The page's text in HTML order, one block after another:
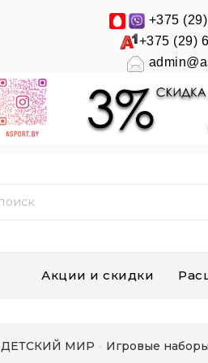
+375
+375 (29)
Акции и скидки
ДЕТСКИЙ МИР Игровые наборы